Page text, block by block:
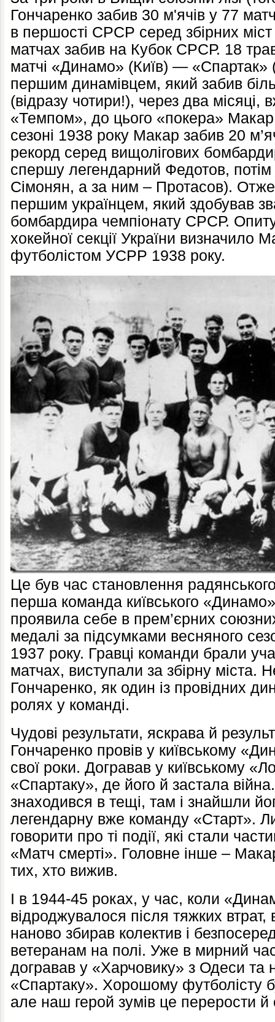
Гончаренко забив 30 м'ячів у 77
в першості СРСР серед збірних
матчах забив на Кубок СРСР. 18
матчі «Динамо» (Київ) — «Спартак»
першим динамівцем, який забив
(відразу чотири!), через два місяці,
«Темпом», до цього «покера»
сезоні 1938 року Макар забив 20
рекорд серед вищолігових
спершу легендарний Федотов,
Сімонян, а за ним – Протасов).
першим українцем, який здобував
бомбардира чемпіонату СРСР.
хокейної секції України визначило
футболістом УСРР 1938 року.
Це був час становлення
перша команда київського
проявила себе в прем’єрних
медалі за підсумками весняного
1937 року. Гравці команди брали
матчах, виступали за збірну міста.
Гончаренко, як один із провідних
ролях у команді.
Чудові результати, яскрава й
Гончаренко провів у київському
свої роки. Догравав у київському
«Спартаку», де його й застала
знаходився в тещі, там і знайшли
легендарну вже команду «Старт».
говорити про ті події, які стали
«Матч смерті». Головне інше –
тих, хто вижив.
І в 1944-45 роках, у час, коли
відроджувалося після тяжких втрат,
наново збирав колектив і
ветеранам на полі. Уже в мирний
догравав у «Харчовику» з Одеси та
«Спартаку». Хорошому футболісту
але наш герой зумів це перерости й